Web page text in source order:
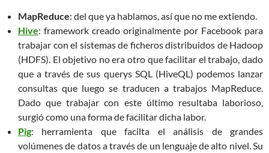
MapReduce: del que ya hablamos, así que no me extiendo.
Hive: framework creado originalmente por Facebook para
trabajar con el sistemas de ficheros distribuidos de Hadoop
(HDFS). El objetivo no era otro que facilitar el trabajo, dado
que a través de sus querys SQL (HiveQL) podemos lanzar
consultas que luego se traducen a trabajos MapReduce.
Dado que trabajar con este último resultaba laborioso,
surgió como una forma de facilitar dicha labor.
Pig: herramienta que facilta el análisis de grandes
volúmenes de datos a través de un lenguaje de alto nivel. Su